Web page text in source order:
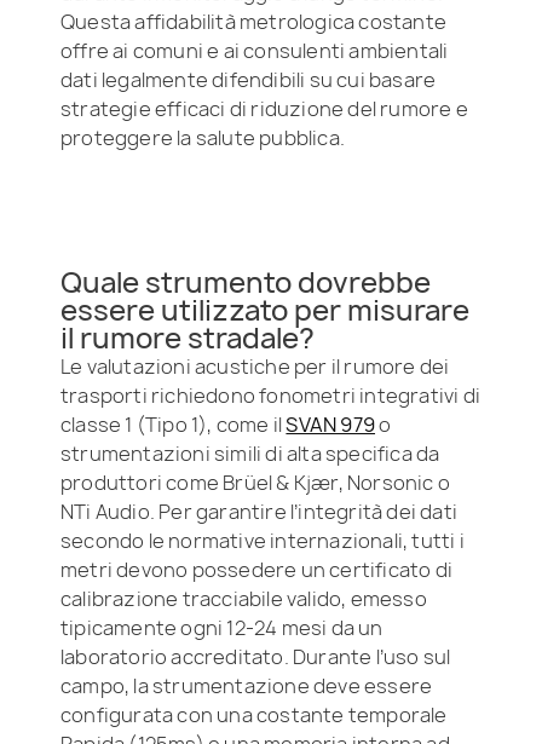
Questa affidabilità metrologica costante
offre ai comuni e ai consulenti ambientali
dati legalmente difendibili su cui basare
strategie efficaci di riduzione del rumore e
proteggere la salute pubblica.
Quale strumento dovrebbe
essere utilizzato per misurare
il rumore stradale?
Le valutazioni acustiche per il rumore dei
trasporti richiedono fonometri integrativi di
classe 1 (Tipo 1), come ilSVAN 979o
strumentazioni simili di alta specifica da
produttori come Brüel & Kjær, Norsonic o
NTi Audio. Per garantire l’integrità dei dati
secondo le normative internazionali, tutti i
metri devono possedere un certificato di
calibrazione tracciabile valido, emesso
tipicamente ogni 12-24 mesi da un
laboratorio accreditato. Durante l’uso sul
campo, la strumentazione deve essere
configurata con una costante temporale